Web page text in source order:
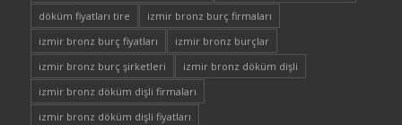
döküm fiyatları tire
izmir bronz burç firmaları
izmir bronz burç fiyatları
izmir bronz burçlar
izmir bronz burç şirketleri
izmir bronz döküm dişli
izmir bronz döküm dişli firmaları
izmir bronz döküm dişli fiyatları